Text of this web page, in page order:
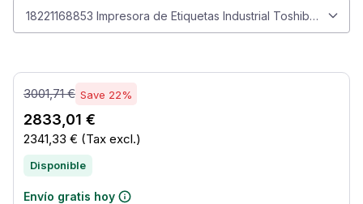
18221168853 Impresora de Etiquetas Industrial Toshiba B-
3001,71 € Save 22%
2833,01 €
2341,33 € (Tax excl.)
Disponible
Envío gratis hoy